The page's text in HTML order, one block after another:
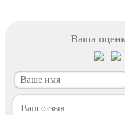
Ваша